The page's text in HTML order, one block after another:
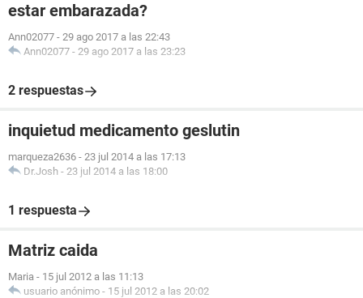
estar embarazada?
Ann02077 - 29 ago 2017 a las 22:43
Ann02077 - 29 ago 2017 a las 23:23
2 respuestas
inquietud medicamento geslutin
marqueza2636 - 23 jul 2014 a las 17:13
Dr.Josh - 23 jul 2014 a las 18:00
1 respuesta
Matriz caida
Maria - 15 jul 2012 a las 11:13
usuario anónimo - 15 jul 2012 a las 20:02